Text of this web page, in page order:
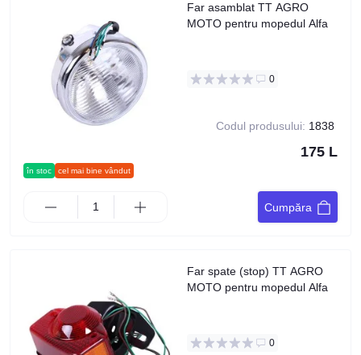
în stoc cel mai bine vândut
Far asamblat TT AGRO
MOTO pentru mopedul Alfa
0
Codul produsului: 1838
175 L
Cumpăra
Far spate (stop) TT AGRO
MOTO pentru mopedul Alfa
0